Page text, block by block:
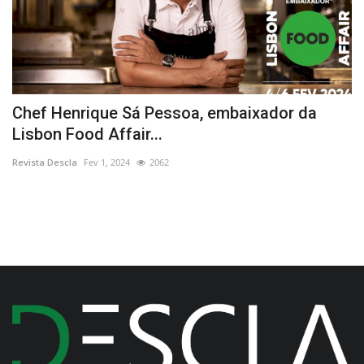
Chef Henrique Sá Pessoa, embaixador da
Lisbon Food Affair...
Revista Descla Fev 1, 2024 2062